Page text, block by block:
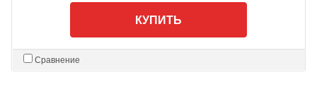
КУПИТЬ
Сравнение